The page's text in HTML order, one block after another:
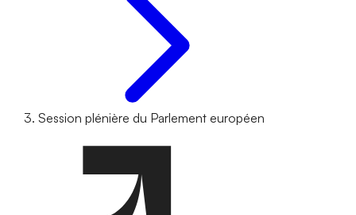
Session plénière du Parlement européen